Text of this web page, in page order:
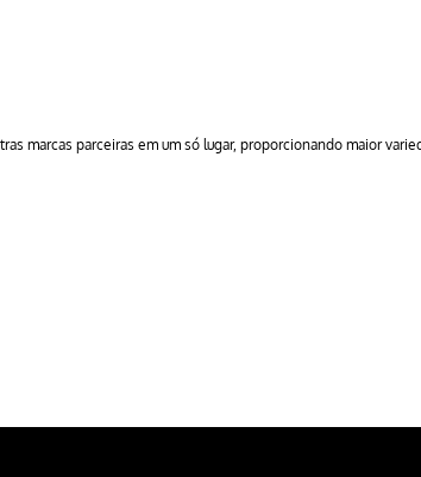
marcas parceiras em um só lugar, proporcionando maior